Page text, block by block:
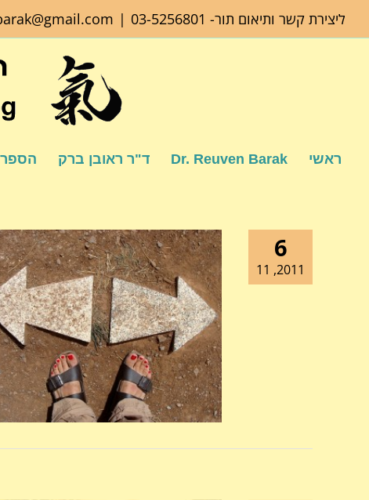
ליצירת קשר ותיאום תור- 03-5256801
|
ראשי Dr. Reuven Barak ד"ר ראובן ברק
6
2011, 11